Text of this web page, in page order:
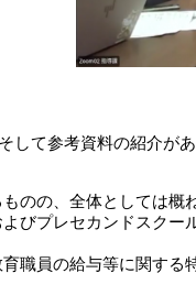
て参考資料の紹介があ
のの、全体としては概
びプレセカンドスク
職員の給与等に関す